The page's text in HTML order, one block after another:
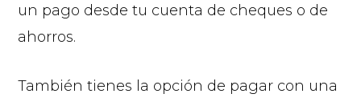
un pago desde tu cuenta de cheques o de
ahorros.
También tienes la opción de pagar con una